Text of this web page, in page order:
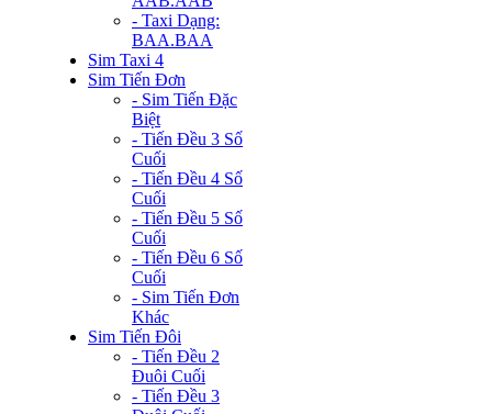
- Taxi Dạng:
BAA.BAA
Sim Taxi 4
Sim Tiến Đơn
- Sim Tiến Đặc
Biệt
- Tiến Đều 3 Số
Cuối
- Tiến Đều 4 Số
Cuối
- Tiến Đều 5 Số
Cuối
- Tiến Đều 6 Số
Cuối
- Sim Tiến Đơn
Khác
Sim Tiến Đôi
- Tiến Đều 2
Đuôi Cuối
- Tiến Đều 3